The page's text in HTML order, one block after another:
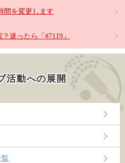
間を変更します
迷ったら「#7119」
活動への展開
覧